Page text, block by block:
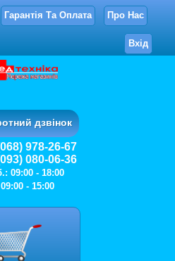
Гарантія Та Оплата Про Нас
Вхід
дзвінок
978-26-67
080-06-36
09:00 - 18:00
- 15:00